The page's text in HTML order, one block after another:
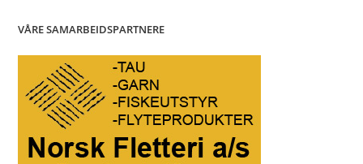
VÅRE SAMARBEIDSPARTNERE